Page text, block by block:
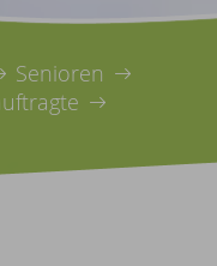
Senioren